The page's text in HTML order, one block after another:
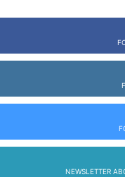
NEWSLETTER